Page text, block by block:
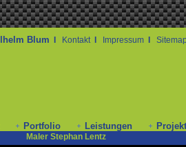
Portfolio Leistungen
Maler Stephan Lentz